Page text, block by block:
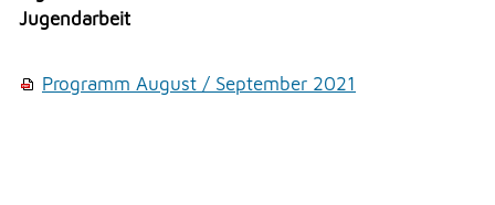
Vorlesen starten
Überbauung Moosbühl
Jugendarbeit
Programm August / September 2021